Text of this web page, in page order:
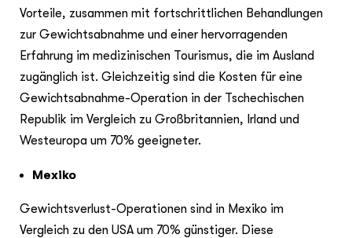
Vorteile, zusammen mit fortschrittlichen Behandlungen
zur Gewichtsabnahme und einer hervorragenden
Erfahrung im medizinischen Tourismus, die im Ausland
zugänglich ist. Gleichzeitig sind die Kosten für eine
Gewichtsabnahme-Operation in der Tschechischen
Republik im Vergleich zu Großbritannien, Irland und
Westeuropa um 70% geeigneter.
Mexiko
Gewichtsverlust-Operationen sind in Mexiko im
Vergleich zu den USA um 70% günstiger. Diese